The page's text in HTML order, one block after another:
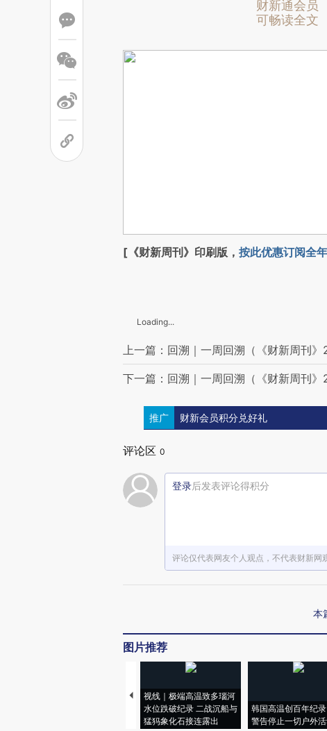
财新通会员
可畅读全文
[《财新周刊》印刷版， 按此优惠订阅全年
Loading...
上一篇：回溯｜一周回溯（《财新周刊》
下一篇：回溯｜一周回溯（《财新周刊》
推广 财新会员积分兑好礼
评论区 0
登录后发表评论得积分
评论仅代表网友个人观点，不代表财新网
本
图片推荐
视线｜极端高温致多瑙河
水位跌破纪录 二战沉船与
猛犸象化石接连露出
韩国高温创百年纪
警告停止一切户外